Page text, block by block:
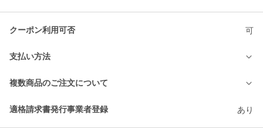
クーポン利用可否 可
支払い方法
複数商品のご注文について
適格請求書発行事業者登録 あり